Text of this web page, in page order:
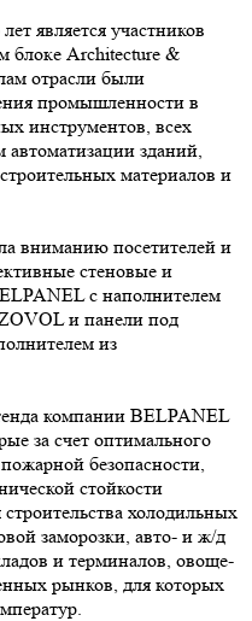
является участников
блоке Architecture &
отрасли были
промышленности в
инструментов, всех
автоматизации зданий,
материалов и
вниманию посетителей и
стеновые и
с наполнителем
и панели под
из
компании BELPANEL
за счет оптимального
безопасности,
стойкости
холодильных
заморозки, авто- и ж/д
и терминалов, овоще-
рынков, для которых